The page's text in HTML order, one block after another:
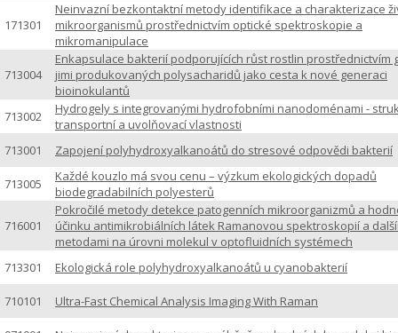
171301
Neinvazní bezkontaktní metody identifikace a charakterizace
mikroorganismů prostřednictvím optické spektroskopie a
mikromanipulace
713004
Enkapsulace bakterií podporujících růst rostlin prostřednictvím
jimi produkovaných polysacharidů jako cesta k nové generaci
bioinokulantů
713002
Hydrogely s integrovanými hydrofobními nanodoménami -
transportní a uvolňovací vlastnosti
713001
Zapojení polyhydroxyalkanoátů do stresové odpovědi bakterií
713005
Každé kouzlo má svou cenu – výzkum ekologických dopadů
biodegradabilních polyesterů
716001
Pokročilé metody detekce patogenních mikroorganizmů a
účinku antimikrobiálních látek Ramanovou spektroskopií a
metodami na úrovni molekul v optofluidních systémech
713301
Ekologická role polyhydroxyalkanoátů u cyanobakterií
710101 Ultra-Fast Chemical Analysis Imaging With Raman